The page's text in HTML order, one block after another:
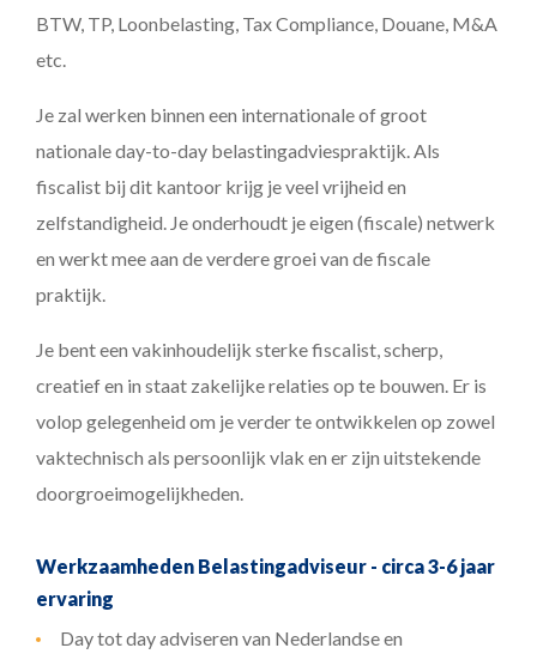
BTW, TP, Loonbelasting, Tax Compliance, Douane, M&A
etc.
Je zal werken binnen een internationale of groot
nationale day-to-day belastingadviespraktijk. Als
fiscalist bij dit kantoor krijg je veel vrijheid en
zelfstandigheid. Je onderhoudt je eigen (fiscale) netwerk
en werkt mee aan de verdere groei van de fiscale
praktijk.
Je bent een vakinhoudelijk sterke fiscalist, scherp,
creatief en in staat zakelijke relaties op te bouwen. Er is
volop gelegenheid om je verder te ontwikkelen op zowel
vaktechnisch als persoonlijk vlak en er zijn uitstekende
doorgroeimogelijkheden.
Werkzaamheden Belastingadviseur - circa 3-6 jaar
ervaring
Day tot day adviseren van Nederlandse en